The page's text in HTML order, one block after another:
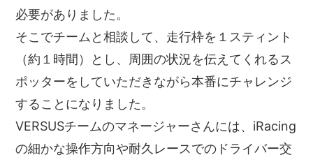
必要がありました。
そこでチームと相談して、走行枠を１スティント
（約１時間）とし、周囲の状況を伝えてくれるス
ポッターをしていただきながら本番にチャレンジ
することになりました。
VERSUSチームのマネージャーさんには、iRacing
の細かな操作方向や耐久レースでのドライバー交